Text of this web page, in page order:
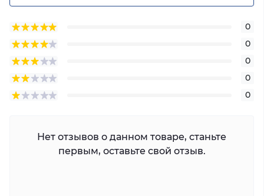
0
0
0
0
0
Нет отзывов о данном товаре, станьте
первым, оставьте свой отзыв.